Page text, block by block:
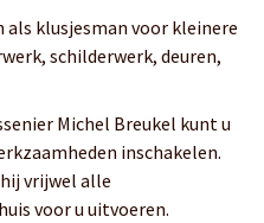
als klusjesman voor kleinere
schilderwerk, deuren,
Michel Breukel kunt u
inschakelen.
vrijwel alle
voor u uitvoeren.